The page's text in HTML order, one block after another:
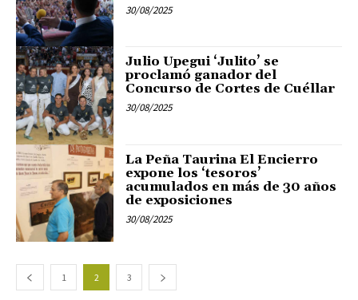
30/08/2025
Julio Upegui ‘Julito’ se
proclamó ganador del
Concurso de Cortes de Cuéllar
30/08/2025
La Peña Taurina El Encierro
expone los ‘tesoros’
acumulados en más de 30 años
de exposiciones
30/08/2025
1 2 3